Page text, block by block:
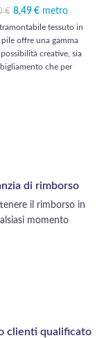
€
Il prezzo originale
era: 12,50 €.
8,49 €
Il prezzo
attuale è:
metro
tessuto in
offre una gamma
creative, sia
che per
di rimborso
il rimborso in
momento
clienti qualificato